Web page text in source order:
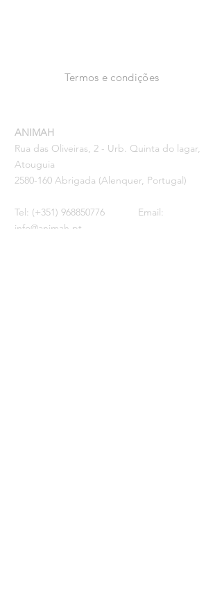
Termos e condições
ANIMAH
Rua das Oliveiras, 2 - Urb. Quinta do lagar,
Atouguia
2580-160 Abrigada (Alenquer, Portugal)
Tel: (+351) 968850776 Email:
info@animah.pt